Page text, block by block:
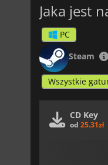
Jaka jest
PC
Steam
Wszystkie
CD Key
od 25.31zł